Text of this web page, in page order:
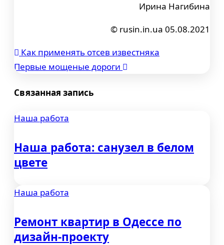
Ирина Нагибина
© rusin.in.ua 05.08.2021
Навигация
по
записям
Как применять отсев известняка
Первые мощеные дороги
Связанная запись
Наша работа
Наша работа: санузел в белом
цвете
Наша работа
Ремонт квартир в Одессе по
дизайн-проекту